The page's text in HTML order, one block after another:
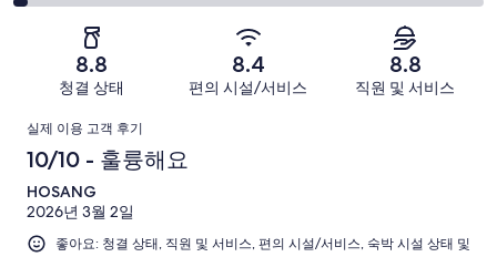
요.
후
기
1614
후
중
609
개
괜
개
이
후
기
중
2758
개
이
용
후
점
별
로
요.
2758
개
8.8
청결 상태
8.4
편의 시설/서비스
8.8
직원 및 서비스
이
용
후
기
실제 이용 고객 후기
10/10 - 훌륭해요
HOSANG
2026년 3월 2일
좋아요: 청결 상태, 직원 및 서비스, 편의 시설/서비스, 숙박 시설 상태 및